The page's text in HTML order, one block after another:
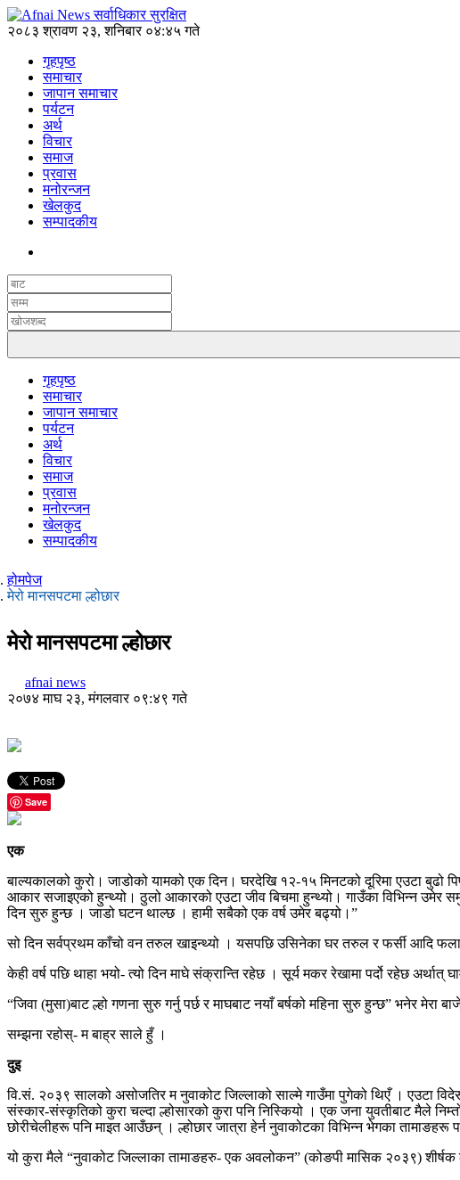
२०८३ श्रावण २३, शनिबार ०४:४५ गते
गृहपृष्ठ
समाचार
जापान समाचार
पर्यटन
अर्थ
विचार
समाज
प्रवास
मनोरन्जन
खेलकुद
सम्पादकीय
गृहपृष्ठ
समाचार
जापान समाचार
पर्यटन
अर्थ
विचार
समाज
प्रवास
मनोरन्जन
खेलकुद
सम्पादकीय
होमपेज
मेरो मानसपटमा ल्होछार
मेरो मानसपटमा ल्होछार
afnai news
२०७४ माघ २३, मंगलवार ०९:४९ गते
Save
एक
बाल्यकालको कुरो। जाडोको यामको एक दिन। घरदेखि १२-१५ मिनटको दूरिमा एउटा बुढो
आकार सजाइएको हुन्थ्यो। ठुलो आकारको एउटा जीव बिचमा हुन्थ्यो। गाउँका विभिन्न उमेर
दिन सुरु हुन्छ । जाडो घटन थाल्छ । हामी सबैको एक वर्ष उमेर बढ्यो।”
सो दिन सर्वप्रथम काँचो वन तरुल खाइन्थ्यो । यसपछि उसिनेका घर तरुल र फर्सी आदि
केही वर्ष पछि थाहा भयो- त्यो दिन माघे संक्रान्ति रहेछ । सूर्य मकर रेखामा पर्दो रहेछ अर्थात्
“जिवा (मुसा)बाट ल्हो गणना सुरु गर्नु पर्छ र माघबाट नयाँ बर्षको महिना सुरु हुन्छ” भनेर मेरा
सम्झना रहोस्- म बाह्र साले हुँ ।
दुइ
वि.सं. २०३९ सालको असोजतिर म नुवाकोट जिल्लाको साल्मे गाउँमा पुगेको थिएँ । एउटा
संस्कार-संस्कृतिको कुरा चल्दा ल्होसारको कुरा पनि निस्कियो । एक जना युवतीबाट मैले
छोरीचेलीहरू पनि माइत आउँछन् । ल्होछार जात्रा हेर्न नुवाकोटका विभिन्न भेगका
यो कुरा मैले “नुवाकोट जिल्लाका तामाङहरु- एक अवलोकन” (कोङपी मासिक २०३९)